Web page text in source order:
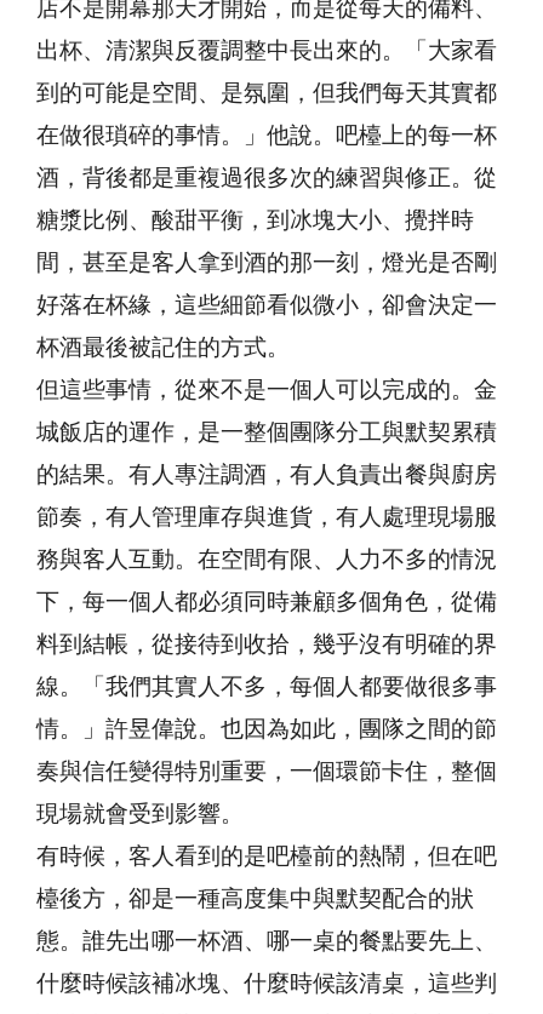
店不是開幕那天才開始，而是從每天的備料、
出杯、清潔與反覆調整中長出來的。「大家看
到的可能是空間、是氛圍，但我們每天其實都
在做很瑣碎的事情。」他說。吧檯上的每一杯
酒，背後都是重複過很多次的練習與修正。從
糖漿比例、酸甜平衡，到冰塊大小、攪拌時
間，甚至是客人拿到酒的那一刻，燈光是否剛
好落在杯緣，這些細節看似微小，卻會決定一
杯酒最後被記住的方式。
但這些事情，從來不是一個人可以完成的。金
城飯店的運作，是一整個團隊分工與默契累積
的結果。有人專注調酒，有人負責出餐與廚房
節奏，有人管理庫存與進貨，有人處理現場服
務與客人互動。在空間有限、人力不多的情況
下，每一個人都必須同時兼顧多個角色，從備
料到結帳，從接待到收拾，幾乎沒有明確的界
線。「我們其實人不多，每個人都要做很多事
情。」許昱偉說。也因為如此，團隊之間的節
奏與信任變得特別重要，一個環節卡住，整個
現場就會受到影響。
有時候，客人看到的是吧檯前的熱鬧，但在吧
檯後方，卻是一種高度集中與默契配合的狀
態。誰先出哪一杯酒、哪一桌的餐點要先上、
什麼時候該補冰塊、什麼時候該清桌，這些判